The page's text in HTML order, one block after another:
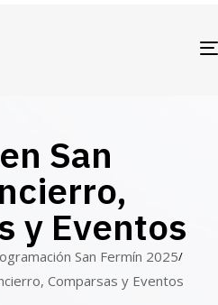
San
y Eventos
San Fermín 2025
Comparsas y Eventos